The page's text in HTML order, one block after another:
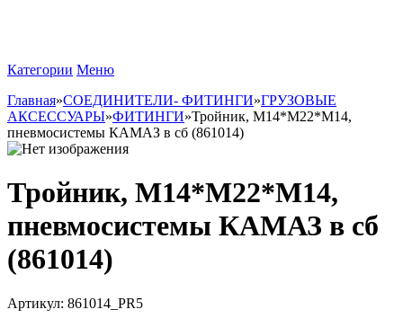
Категории Меню
Главная»СОЕДИНИТЕЛИ- ФИТИНГИ»ГРУЗОВЫЕ
АКСЕССУАРЫ»ФИТИНГИ»Тройник, М14*М22*М14,
пневмосистемы КАМАЗ в сб (861014)
Тройник, М14*М22*М14,
пневмосистемы КАМАЗ в сб
(861014)
Артикул: 861014_PR5